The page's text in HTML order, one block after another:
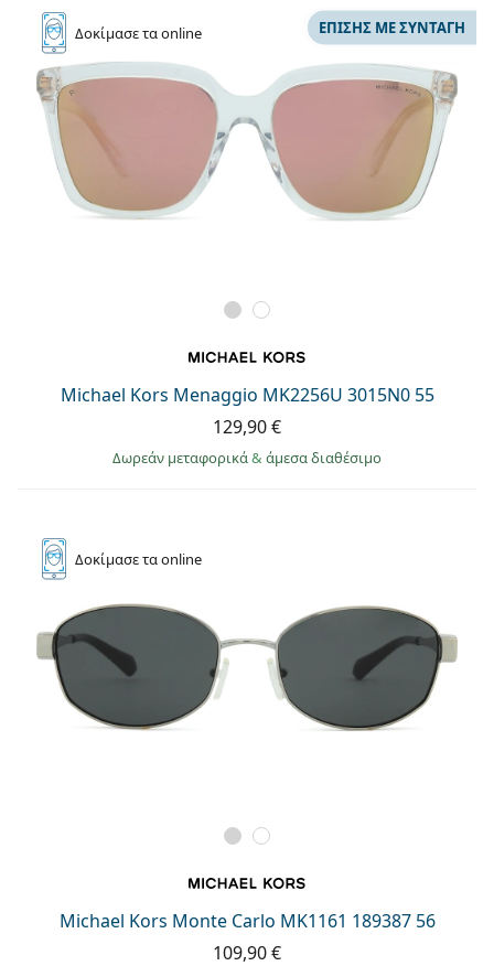
Δοκίμασετα online
Michael Kors Menaggio MK2256U 3015N0 55
ΕΠΊΣΗΣ ΜΕ ΣΥΝΤΑΓΉ
129,90 €
Δωρεάν μεταφορικά& άμεσα διαθέσιμο
Δοκίμασετα online
Michael Kors Monte Carlo MK1161 189387 56
109,90 €